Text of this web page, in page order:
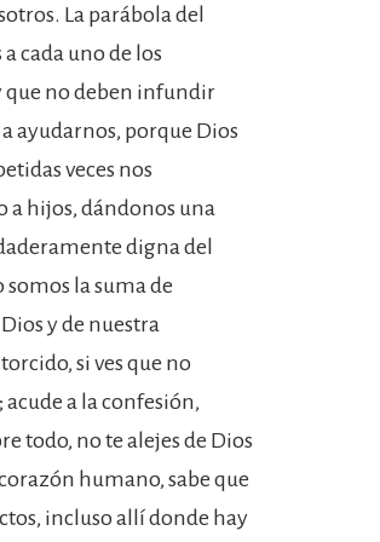
La parábola del
cada uno de los
que no deben infundir
ayudarnos, porque Dios
veces nos
a hijos, dándonos una
digna del
somos la suma de
y de nuestra
si ves que no
a la confesión,
todo, no te alejes de Dios
humano, sabe que
incluso allí donde hay